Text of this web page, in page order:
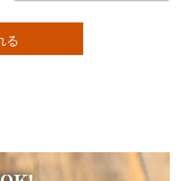
る